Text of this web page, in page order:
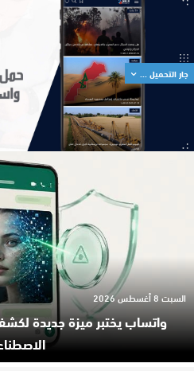
واتساب يختبر ميزة جديدة
السبت 8 أغسطس 2026
جار التحميل ...